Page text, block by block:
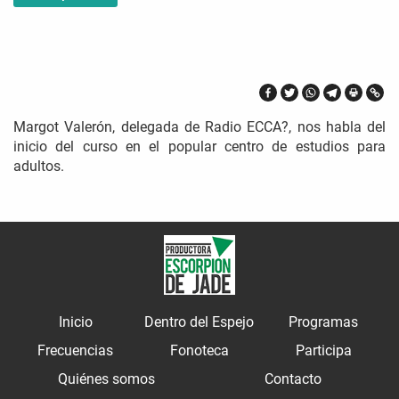
Margot Valerón, delegada de Radio ECCA?, nos habla del
inicio del curso en el popular centro de estudios para
adultos.
Inicio Dentro del Espejo
Programas
Frecuencias
Fonoteca
Participa
Quiénes somos
Contacto